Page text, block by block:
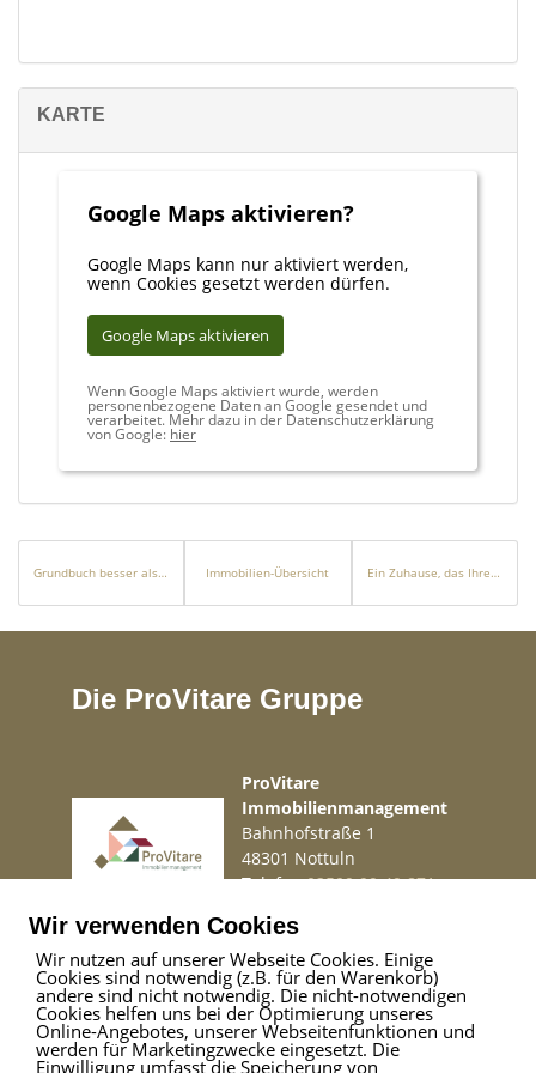
Theaterstraße 46
kostenlose Hotline: 0800 646 0 646
KARTE
Google Maps aktivieren?
Google Maps kann nur aktiviert werden,
wenn Cookies gesetzt werden dürfen.
Google Maps aktivieren
Wenn Google Maps aktiviert wurde, werden
personenbezogene Daten an Google gesendet und
verarbeitet. Mehr dazu in der Datenschutzerklärung
von Google: hier
Grundbuch besser als Sparbuch Immobilien-Übersicht Ein Zuhause, das Ihre Träume übertrifft
Die ProVitare Gruppe
ProVitare
Immobilienmanagement
Bahnhofstraße 1
48301 Nottuln
Telefon02509 99 49 871
Impressum|Haftungsausschluss|Datenschutz
Wir verwenden Cookies
Wir nutzen auf unserer Webseite Cookies. Einige
Cookies sind notwendig (z.B. für den Warenkorb)
andere sind nicht notwendig. Die nicht-notwendigen
Cookies helfen uns bei der Optimierung unseres
Online-Angebotes, unserer Webseitenfunktionen und
werden für Marketingzwecke eingesetzt. Die
Einwilligung umfasst die Speicherung von